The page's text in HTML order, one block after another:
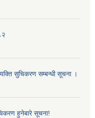
सुचिकरण सम्बन्धी सूचना ।
हुनेबारे सूचना!